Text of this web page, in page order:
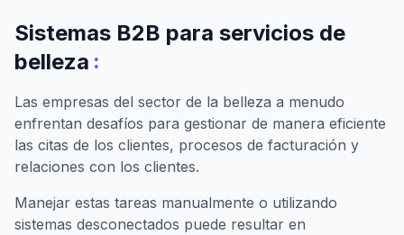
Sistemas B2B para servicios de
belleza :
Las empresas del sector de la belleza a menudo
enfrentan desafíos para gestionar de manera eficiente
las citas de los clientes, procesos de facturación y
relaciones con los clientes.
Manejar estas tareas manualmente o utilizando
sistemas desconectados puede resultar en